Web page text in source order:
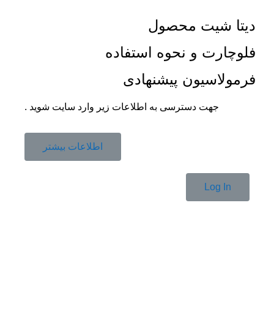
دیتا شیت محصول
فلوچارت و نحوه استفاده
فرمولاسیون پیشنهادی
جهت دسترسی به اطلاعات زیر وارد سایت شوید .
اطلاعات بیشتر
Log In